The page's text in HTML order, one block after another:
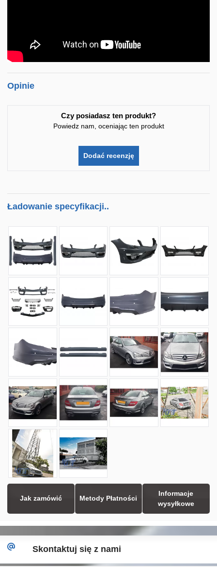
Opinie
Czy posiadasz ten produkt?
Powiedz nam, oceniając ten produkt
Dodać recenzję
Ładowanie specyfikacji..
Jak zamówić Metody Płatności
Informacje
wysyłkowe
Skontaktuj się z nami